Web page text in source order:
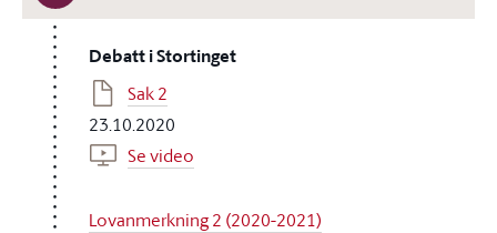
Debatt i Stortinget
Sak 2
23.10.2020
Se video
Lovanmerkning 2 (2020-2021)